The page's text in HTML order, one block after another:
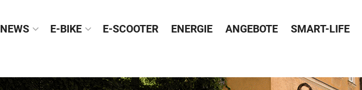
NEWS E-BIKE E-SCOOTER ENERGIE ANGEBOTE SMART-LIFE